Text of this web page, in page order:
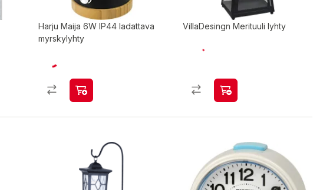
Harju Maija 6W IP44 ladattava
myrskylyhty
VillaDesingn Merituuli lyhty